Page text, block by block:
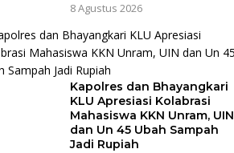
8 Agustus 2026
Kapolres dan Bhayangkari
KLU Apresiasi Kolabrasi
Mahasiswa KKN Unram, UIN
dan Un 45 Ubah Sampah
Jadi Rupiah